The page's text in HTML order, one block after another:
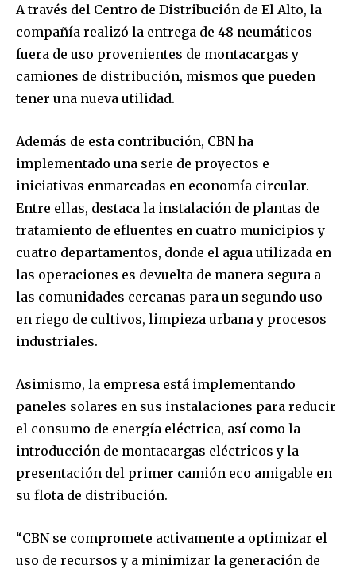
A través del Centro de Distribución de El Alto, la
compañía realizó la entrega de 48 neumáticos
fuera de uso provenientes de montacargas y
camiones de distribución, mismos que pueden
tener una nueva utilidad.
Además de esta contribución, CBN ha
implementado una serie de proyectos e
iniciativas enmarcadas en economía circular.
Entre ellas, destaca la instalación de plantas de
tratamiento de efluentes en cuatro municipios y
cuatro departamentos, donde el agua utilizada en
las operaciones es devuelta de manera segura a
las comunidades cercanas para un segundo uso
en riego de cultivos, limpieza urbana y procesos
industriales.
Asimismo, la empresa está implementando
paneles solares en sus instalaciones para reducir
el consumo de energía eléctrica, así como la
introducción de montacargas eléctricos y la
presentación del primer camión eco amigable en
su flota de distribución.
“CBN se compromete activamente a optimizar el
uso de recursos y a minimizar la generación de